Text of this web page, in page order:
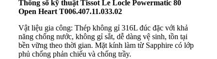
Thông số kỹ thuật Tissot Le Locle Powermatic 80
Open Heart T006.407.11.033.02
Vật liệu gia công: Thép không gỉ 316L đúc đặc với khả
năng chống nước, không gỉ sắt, dễ dàng vệ sinh, tồn tại
bền vững theo thời gian. Mặt kính làm từ Sapphire có lớp
phủ chống phản chiếu và chống trầy.